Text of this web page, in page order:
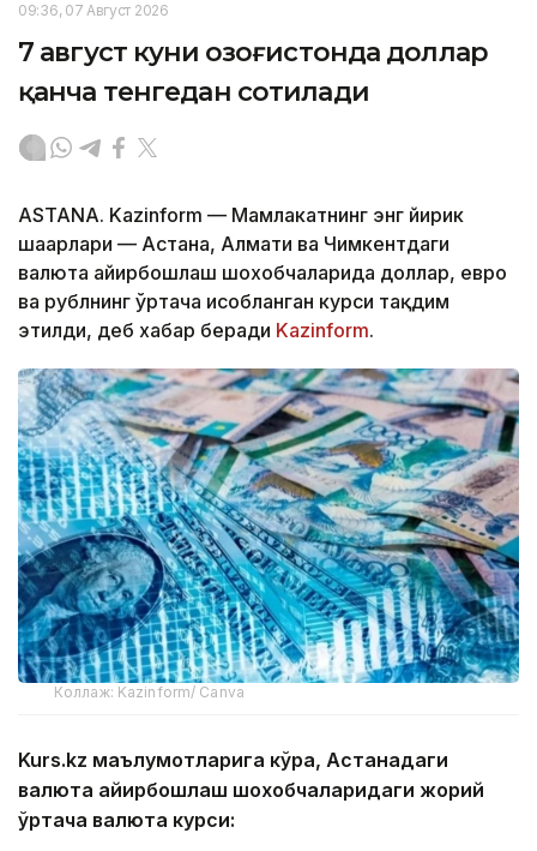
09:36, 07 Август 2026
7 август куни Қозоғистонда доллар
қанча тенгедан сотилади
ASTANA. Kazinform — Мамлакатнинг энг йирик
шаҳарлари — Астана, Алмати ва Чимкентдаги
валюта айирбошлаш шохобчаларида доллар, евро
ва рублнинг ўртача ҳисобланган курси тақдим
этилди, деб хабар беради Kazinform.
Коллаж: Kazinform/ Canva
Kurs.kz маълумотларига кўра, Астанадаги
валюта айирбошлаш шохобчаларидаги жорий
ўртача валюта курси: